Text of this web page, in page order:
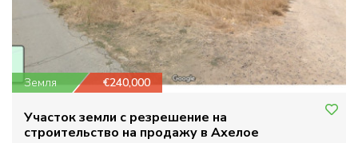
Земля €240,000
Участок земли с резрешение на
строительство на продажу в Ахелое